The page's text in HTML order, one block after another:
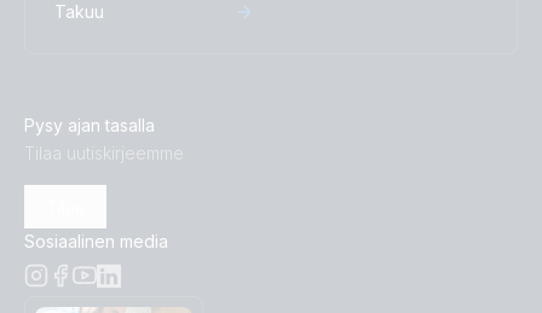
Takuu
Pysy ajan tasalla
Tilaa uutiskirjeemme
Sosiaalinen media